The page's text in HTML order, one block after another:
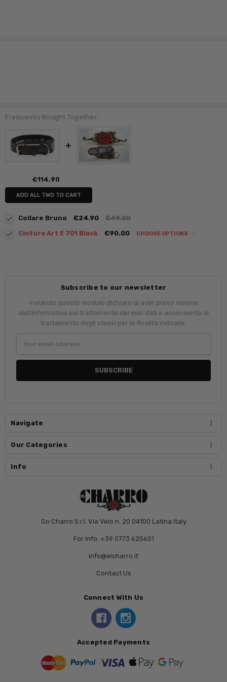
Frequently Bought Together:
€114.90
ADD ALL TWO TO CART
Collare Bruno €24.90
€49.00
Cintura Art E 701 Black
€90.00 CHOOSE OPTIONS
Subscribe to our newsletter
Inviando questo modulo dichiaro di aver preso visione
dell'informativa sul trattamento dei miei dati e acconsento al
trattamento degli stessi per le finalità indicate.
Address
Navigate
Our Categories
Info
Go Charro S.r.l. Via Veio n. 20 04100 Latina Italy
For info: +39 0773 625651
info@elcharro.it
Contact Us
Connect With Us
Accepted Payments